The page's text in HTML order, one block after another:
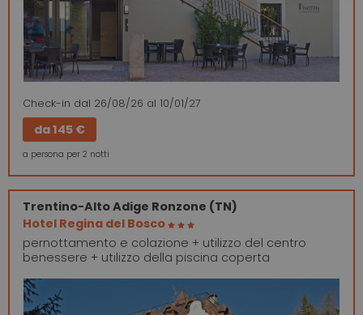
Check-in dal 26/08/26 al 10/01/27
da145 €
a persona per 2 notti
Trentino-Alto Adige Ronzone (TN)
Hotel Regina del Bosco
pernottamento e colazione + utilizzo del centro
benessere + utilizzo della piscina coperta